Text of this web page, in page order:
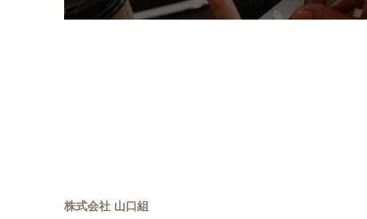
株式会社 山口組